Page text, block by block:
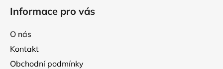
Informace pro vás
O nás
Kontakt
Obchodní podmínky